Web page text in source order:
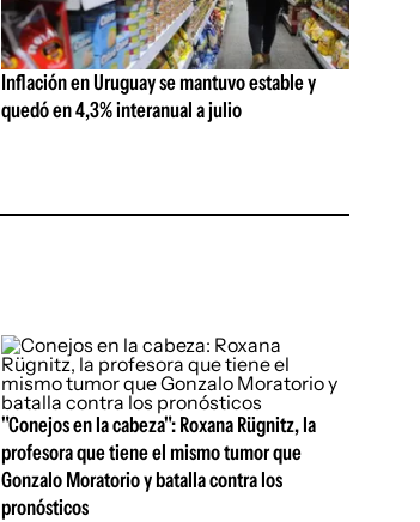
Inflación en Uruguay se mantuvo estable y
quedó en 4,3% interanual a julio
"Conejos en la cabeza": Roxana Rügnitz, la
profesora que tiene el mismo tumor que
Gonzalo Moratorio y batalla contra los
pronósticos